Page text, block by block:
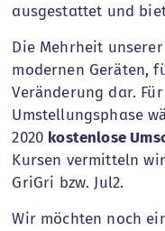
ausgestattet und
Die Mehrheit
modernen Geräten,
Veränderung dar.
Umstellungsphase
2020 kostenlose
Kursen vermitteln
GriGri bzw. Jul2.
Wir möchten noch